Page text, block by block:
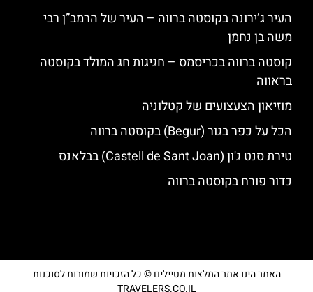
העיר ג’ירונה בקוסטה ברווה – העיר של הרמב”ן רבי
משה בן נחמן
קוסטה ברווה בכריסמס – חגיגות חג המולד בקוסטה
בראווה
מוזיאון הצעצועים של קטלוניה
הכל על כפר בגור (Begur) בקוסטה ברווה
טירת סנט ג'ון (Castell de Sant Joan) בבלאנס
כדור פורח בקוסטה ברווה
האתר הינו אתר המלצות מטיילים © כל הזכויות שמורות לסוכנות